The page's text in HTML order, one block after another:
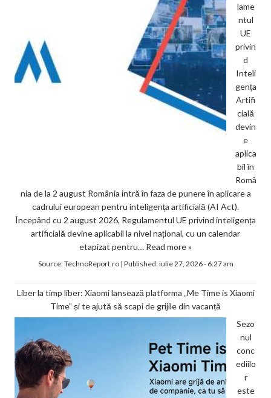
lame
ntul
UE
privin
d
Inteli
gența
Artifi
cială
devin
e
aplica
bil în
Româ
nia de la 2 august România intră în faza de punere în aplicare a
cadrului european pentru inteligența artificială (AI Act).
Începând cu 2 august 2026, Regulamentul UE privind inteligența
artificială devine aplicabil la nivel național, cu un calendar
etapizat pentru… Read more »
Source:TechnoReport.ro| Published:iulie 27, 2026 - 6:27 am
Liber la timp liber: Xiaomi lansează platforma „Me Time is Xiaomi
Time” și te ajută să scapi de grijile din vacanță
Sezo
nul
conc
ediilo
r
este